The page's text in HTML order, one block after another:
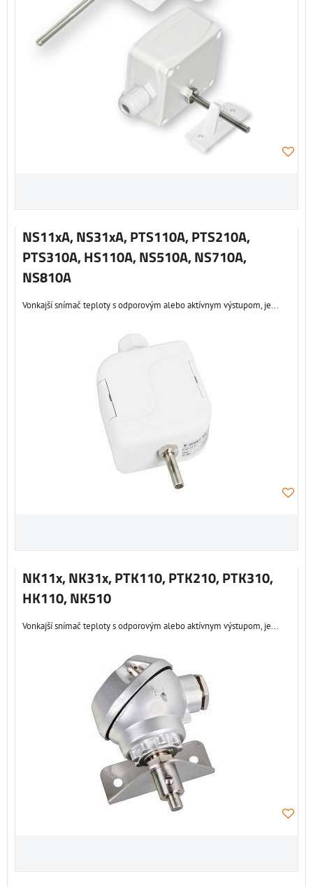
NS11xA, NS31xA, PTS110A, PTS210A,
PTS310A, HS110A, NS510A, NS710A,
NS810A
Vonkajší snímač teploty s odporovým alebo aktívnym výstupom, je...
NK11x, NK31x, PTK110, PTK210, PTK310,
HK110, NK510
Vonkajší snímač teploty s odporovým alebo aktívnym výstupom, je...